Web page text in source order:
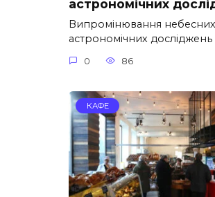
астрономічних
Випромінювання небесних
астрономічних досліджень
0 86
КАФЕ